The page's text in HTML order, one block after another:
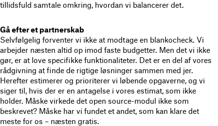
tillidsfuld samtale omkring, hvordan vi balancerer det.
Gå efter et partnerskab
Selvfølgelig forventer vi ikke at modtage en blankocheck. Vi
arbejder næsten altid op imod faste budgetter. Men det vi ikke
gør, er at love specifikke funktionaliteter. Det er en del af vores
rådgivning at finde de rigtige løsninger sammen med jer.
Herefter estimerer og prioriterer vi løbende opgaverne, og vi
siger til, hvis der er en antagelse i vores estimat, som ikke
holder. Måske virkede det open source-modul ikke som
beskrevet? Måske har vi fundet et andet, som kan klare det
meste for os – næsten gratis.